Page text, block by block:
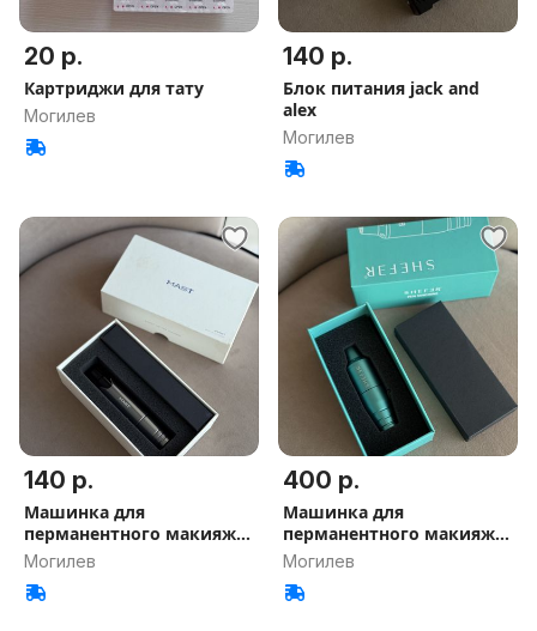
20 р.
Картриджи для тату
Могилев
140 р.
Блок питания jack and
alex
Могилев
140 р.
Машинка для
перманентного макияжа
Mast
Могилев
400 р.
Машинка для
перманентного макияжа
Shefer
Могилев